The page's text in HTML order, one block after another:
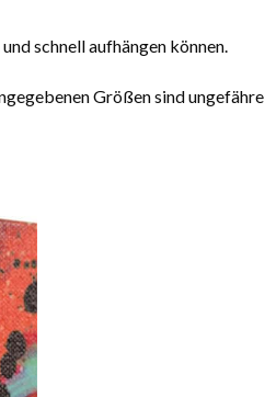
schnell aufhängen können.
Größen sind ungefähre